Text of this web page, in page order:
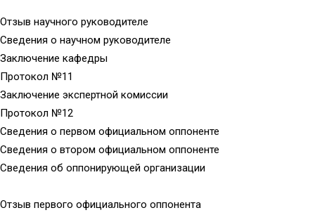
Отзыв научного руководителе
Сведения о научном руководителе
Заключение кафедры
Протокол №11
Заключение экспертной комиссии
Протокол №12
Сведения о первом официальном оппоненте
Сведения о втором официальном оппоненте
Сведения об оппонирующей организации
Отзыв первого официального оппонента